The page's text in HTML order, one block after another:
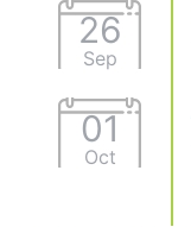
26
Sep
01
Oct